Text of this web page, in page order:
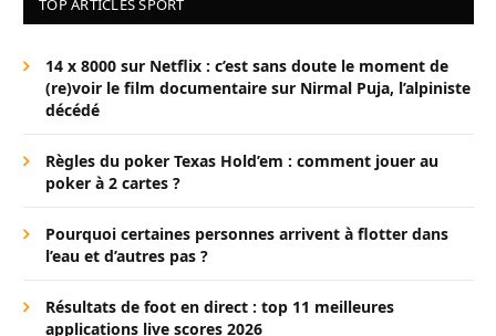
TOP ARTICLES SPORT
14 x 8000 sur Netflix : c’est sans doute le moment de
(re)voir le film documentaire sur Nirmal Puja, l’alpiniste
décédé
Règles du poker Texas Hold’em : comment jouer au
poker à 2 cartes ?
Pourquoi certaines personnes arrivent à flotter dans
l’eau et d’autres pas ?
Résultats de foot en direct : top 11 meilleures
applications live scores 2026